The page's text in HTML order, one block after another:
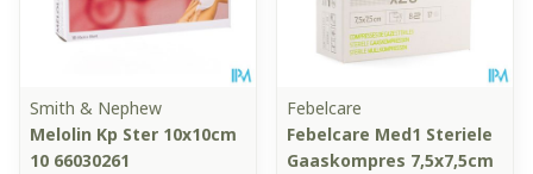
Smith & Nephew
Melolin Kp Ster 10x10cm
10 66030261
Febelcare
Febelcare Med1 Steriele
Gaaskompres 7,5x7,5cm